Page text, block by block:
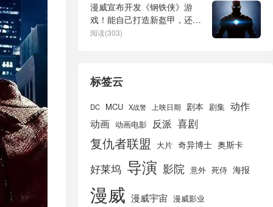
漫威宣布开发《钢铁侠》游
戏！能自己打造新盔甲，还有
众多英雄客串
阅读(303)
标签云
DC MCU X战警 上映日期 剧本 剧集 动作
动画 动画电影 反派 喜剧
复仇者联盟 大片 奇异博士 奥斯卡
好莱坞 导演 影院 意外 死侍 海报
漫威 漫威宇宙 漫威影业